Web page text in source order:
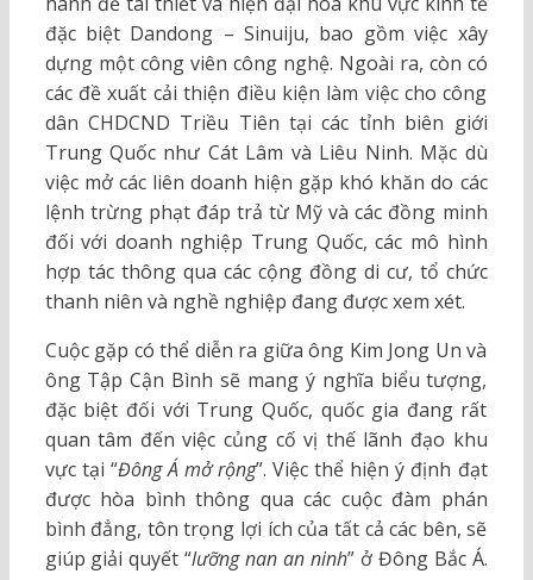
đặc biệt Dandong – Sinuiju, bao gồm việc xây
dựng một công viên công nghệ. Ngoài ra, còn có
các đề xuất cải thiện điều kiện làm việc cho công
dân CHDCND Triều Tiên tại các tỉnh biên giới
Trung Quốc như Cát Lâm và Liêu Ninh. Mặc dù
việc mở các liên doanh hiện gặp khó khăn do các
lệnh trừng phạt đáp trả từ Mỹ và các đồng minh
đối với doanh nghiệp Trung Quốc, các mô hình
hợp tác thông qua các cộng đồng di cư, tổ chức
thanh niên và nghề nghiệp đang được xem xét.
Cuộc gặp có thể diễn ra giữa ông Kim Jong Un và
ông Tập Cận Bình sẽ mang ý nghĩa biểu tượng,
đặc biệt đối với Trung Quốc, quốc gia đang rất
quan tâm đến việc củng cố vị thế lãnh đạo khu
vực tại “Đông Á mở rộng”. Việc thể hiện ý định đạt
được hòa bình thông qua các cuộc đàm phán
bình đẳng, tôn trọng lợi ích của tất cả các bên, sẽ
giúp giải quyết “lưỡng nan an ninh” ở Đông Bắc Á.